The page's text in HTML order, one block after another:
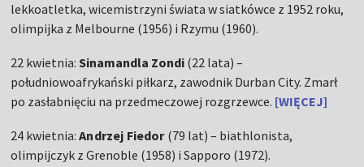
lekkoatletka, wicemistrzyni świata w siatkówce z 1952 roku,
olimpijka z Melbourne (1956) i Rzymu (1960).
22 kwietnia:Sinamandla Zondi (22 lata) –
południowoafrykański piłkarz, zawodnik Durban City. Zmarł
po zasłabnięciu na przedmeczowej rozgrzewce. [WIĘCEJ]
24 kwietnia:Andrzej Fiedor (79 lat) – biathlonista,
olimpijczyk z Grenoble (1958) i Sapporo (1972).